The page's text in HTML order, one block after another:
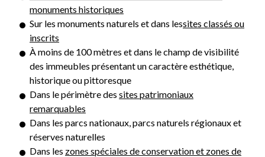
monuments historiques
Sur les monuments naturels et dans lessites classés ou
inscrits
À moins de 100 mètres et dans le champ de visibilité
des immeubles présentant un caractère esthétique,
historique ou pittoresque
Dans le périmètre des sites patrimoniaux
remarquables
Dans les parcs nationaux, parcs naturels régionaux et
réserves naturelles
Dans les zones spéciales de conservation et zones de